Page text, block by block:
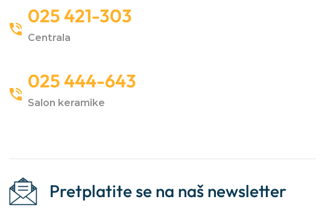
025 421-303
Centrala
025 444-643
Salon keramike
Pretplatite se na naš newsletter